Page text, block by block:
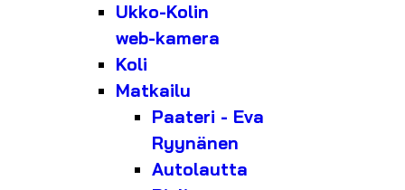
Ukko-Kolin
web-kamera
Koli
Matkailu
Paateri - Eva
Ryynänen
Autolautta